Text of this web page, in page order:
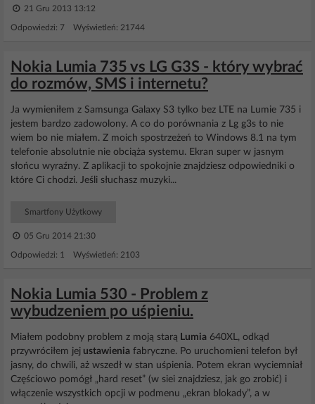
21 Gru 2013 13:12
Odpowiedzi: 7 Wyświetleń: 21744
Nokia Lumia 735 vs LG G3S - który wybrać
do rozmów, SMS i internetu?
Ja wymieniłem z Samsunga Galaxy S3 tylko bez LTE na Lumie 735 i
jestem bardzo zadowolony. A co do porównania z Lg g3s to nie
wiem bo nie miałem. Z moich spostrzeżeń to Windows 8.1 na tym
telefonie absolutnie nie obciąża systemu. Ekran super w jasnym
słońcu wyraźny. Z aplikacji to spokojnie znajdziesz odpowiedniki o
które Ci chodzi. Jeśli słuchasz muzyki...
Smartfony Użytkowy
05 Gru 2014 21:30
Odpowiedzi: 1 Wyświetleń: 2103
Nokia Lumia 530 - Problem z
wybudzeniem po uśpieniu.
Miałem podobny problem z moją starą Lumia 640XL, odkąd
przywróciłem jej ustawienia fabryczne. Po uruchomieni telefon był
jasny, do chwili, aż wszedł w stan uśpienia. Potem ekran wyciemniał
Częściowo pomógł „hard reset” (w siei znajdziesz, jak go zrobić) i
włączenie wszystkich opcji w podmenu „ekran blokady”, a w